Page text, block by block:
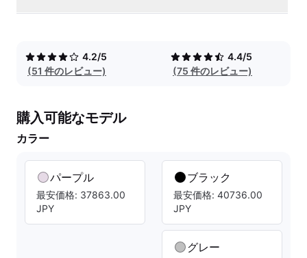
4.2/5
(51 件のレビュー)
4.4/5
(75 件のレビュー)
購入可能なモデル
カラー
パープル
最安価格: 37863.00
JPY
ブラック
最安価格: 40736.00
JPY
グレー